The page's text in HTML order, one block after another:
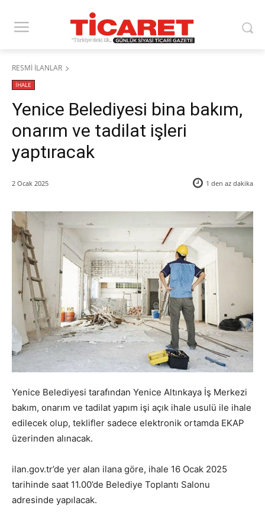
RESMİ İLANLAR
İHALE
Yenice Belediyesi bina bakım,
onarım ve tadilat işleri
yaptıracak
2 Ocak 2025 1 den az dakika
Yenice Belediyesi tarafından Yenice Altınkaya İş Merkezi
bakım, onarım ve tadilat yapım işi açık ihale usulü ile ihale
edilecek olup, teklifler sadece elektronik ortamda EKAP
üzerinden alınacak.
ilan.gov.tr’de yer alan ilana göre, ihale 16 Ocak 2025
tarihinde saat 11.00’de Belediye Toplantı Salonu
adresinde yapılacak.